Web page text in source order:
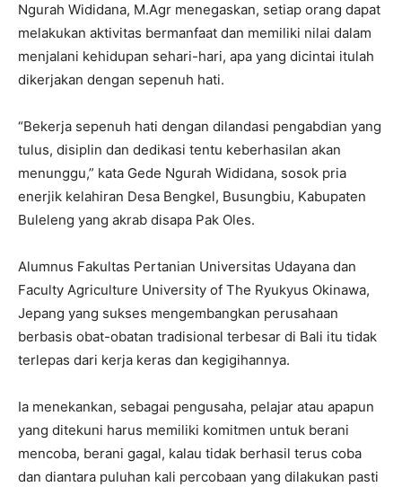
Ngurah Wididana, M.Agr menegaskan, setiap orang dapat
melakukan aktivitas bermanfaat dan memiliki nilai dalam
menjalani kehidupan sehari-hari, apa yang dicintai itulah
dikerjakan dengan sepenuh hati.
“Bekerja sepenuh hati dengan dilandasi pengabdian yang
tulus, disiplin dan dedikasi tentu keberhasilan akan
menunggu,” kata Gede Ngurah Wididana, sosok pria
enerjik kelahiran Desa Bengkel, Busungbiu, Kabupaten
Buleleng yang akrab disapa Pak Oles.
Alumnus Fakultas Pertanian Universitas Udayana dan
Faculty Agriculture University of The Ryukyus Okinawa,
Jepang yang sukses mengembangkan perusahaan
berbasis obat-obatan tradisional terbesar di Bali itu tidak
terlepas dari kerja keras dan kegigihannya.
Ia menekankan, sebagai pengusaha, pelajar atau apapun
yang ditekuni harus memiliki komitmen untuk berani
mencoba, berani gagal, kalau tidak berhasil terus coba
dan diantara puluhan kali percobaan yang dilakukan pasti